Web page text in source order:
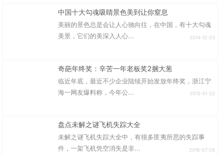
中国十大勾魂吸睛景色美到让你窒息
美丽的景色总是会让人心驰向往，在中国，有十大勾魂
美景，它们的美深入人心...
2014-12-23
奇葩年终奖：辛苦一年老板奖2捆大葱
临近年底，最近不少企业陆续开始发放年终奖，浙江宁
海一网友爆料称，今年公...
2015-01-22
盘点未解之谜飞机失踪大全
未解之谜飞机失踪大全中，有很多匪夷所思的失踪事
件，一架飞机凭空消失是非...
2016-07-26